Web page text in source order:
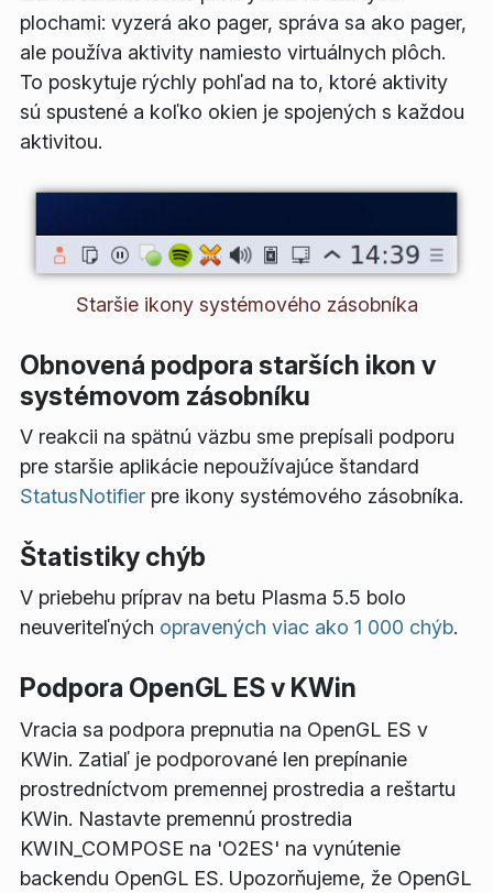
plochami: vyzerá ako pager, správa sa ako pager,
ale používa aktivity namiesto virtuálnych plôch.
To poskytuje rýchly pohľad na to, ktoré aktivity
sú spustené a koľko okien je spojených s každou
aktivitou.
Staršie ikony systémového zásobníka
Obnovená podpora starších ikon v
systémovom zásobníku
V reakcii na spätnú väzbu sme prepísali podporu
pre staršie aplikácie nepoužívajúce štandard
StatusNotifier pre ikony systémového zásobníka.
Štatistiky chýb
V priebehu príprav na betu Plasma 5.5 bolo
neuveriteľných opravených viac ako 1 000 chýb.
Podpora OpenGL ES v KWin
Vracia sa podpora prepnutia na OpenGL ES v
KWin. Zatiaľ je podporované len prepínanie
prostredníctvom premennej prostredia a reštartu
KWin. Nastavte premennú prostredia
KWIN_COMPOSE na 'O2ES' na vynútenie
backendu OpenGL ES. Upozorňujeme, že OpenGL